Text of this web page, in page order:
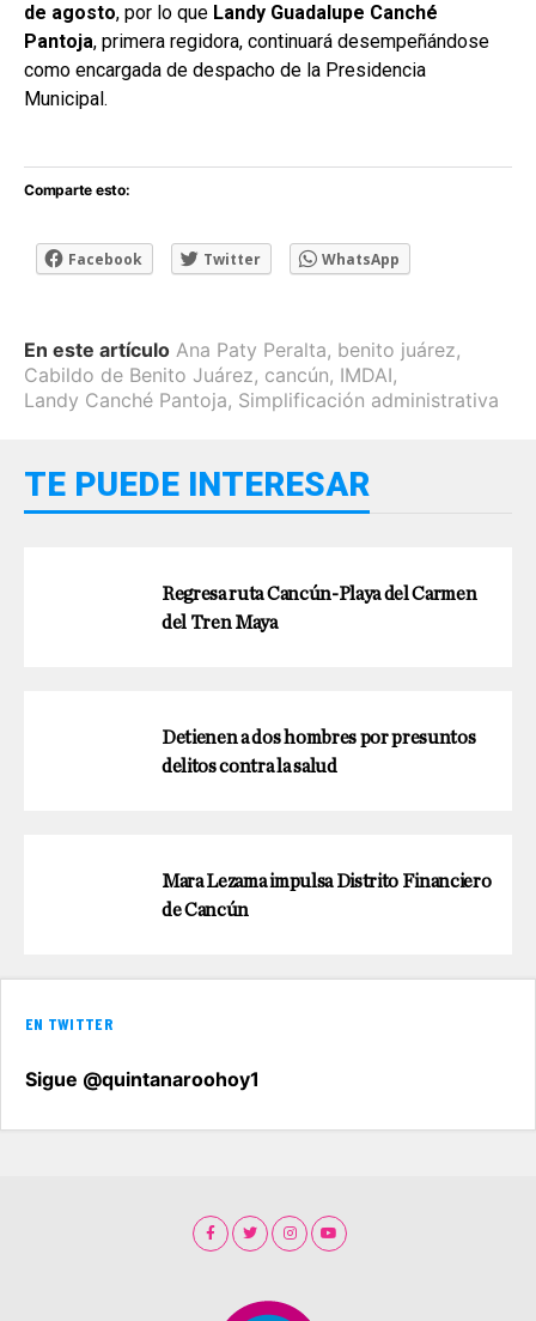
de agosto, por lo que Landy Guadalupe Canché
Pantoja, primera regidora, continuará desempeñándose
como encargada de despacho de la Presidencia
Municipal.
Comparte esto:
Facebook Twitter WhatsApp
En este artículo Ana Paty Peralta, benito juárez,
Cabildo de Benito Juárez, cancún, IMDAI,
Landy Canché Pantoja, Simplificación administrativa
TE PUEDE INTERESAR
Regresa ruta Cancún-Playa del Carmen
del Tren Maya
Detienen a dos hombres por presuntos
delitos contra la salud
Mara Lezama impulsa Distrito Financiero
de Cancún
EN TWITTER
Sigue @quintanaroohoy1